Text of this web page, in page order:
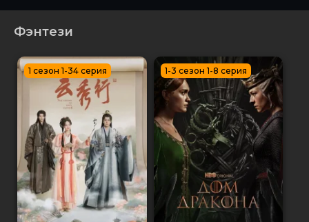
Фэнтези
1 сезон 1-34 серия 1-3 сезон 1-8 серия